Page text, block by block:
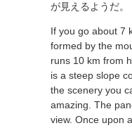
が見えるようだ。
If you go about 7
formed by the
runs 10 km from
is a steep slope
the scenery you
amazing. The
view. Once upon